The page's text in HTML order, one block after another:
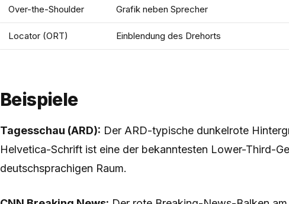
Over-the-Shoulder Grafik neben Sprecher
Locator (ORT) Einblendung des Drehorts
Beispiele
Tagesschau (ARD): Der ARD-typische dunkelrote
Helvetica-Schrift ist eine der bekanntesten Lower-Third-
deutschsprachigen Raum.